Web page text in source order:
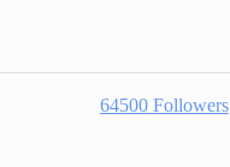
64500 Followers